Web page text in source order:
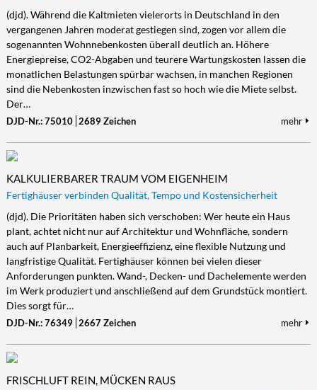
(djd). Während die Kaltmieten vielerorts in Deutschland in den
vergangenen Jahren moderat gestiegen sind, zogen vor allem die
sogenannten Wohnnebenkosten überall deutlich an. Höhere
Energiepreise, CO2-Abgaben und teurere Wartungskosten lassen die
monatlichen Belastungen spürbar wachsen, in manchen Regionen
sind die Nebenkosten inzwischen fast so hoch wie die Miete selbst.
Der…
DJD-Nr.: 75010 2689 Zeichen mehr
KALKULIERBARER TRAUM VOM EIGENHEIM
Fertighäuser verbinden Qualität, Tempo und Kostensicherheit
(djd). Die Prioritäten haben sich verschoben: Wer heute ein Haus
plant, achtet nicht nur auf Architektur und Wohnfläche, sondern
auch auf Planbarkeit, Energieeffizienz, eine flexible Nutzung und
langfristige Qualität. Fertighäuser können bei vielen dieser
Anforderungen punkten. Wand-, Decken- und Dachelemente werden
im Werk produziert und anschließend auf dem Grundstück montiert.
Dies sorgt für…
DJD-Nr.: 76349 2667 Zeichen mehr
FRISCHLUFT REIN, MÜCKEN RAUS